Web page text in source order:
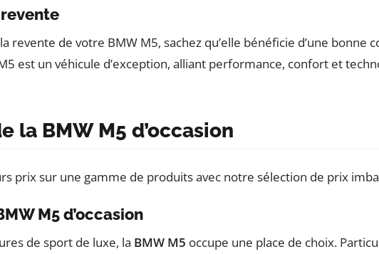
revente
revente de votre BMW M5, sachez qu’elle bénéficie d’une
est un véhicule d’exception, alliant performance, confort et
la BMW M5 d’occasion
M5 d’occasion
de sport de luxe, la BMW M5 occupe une place de choix.